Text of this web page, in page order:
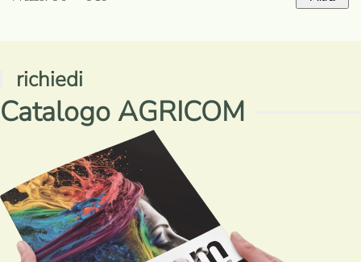
Prezzo
Prezzo
richiedi
Catalogo AGRICOM